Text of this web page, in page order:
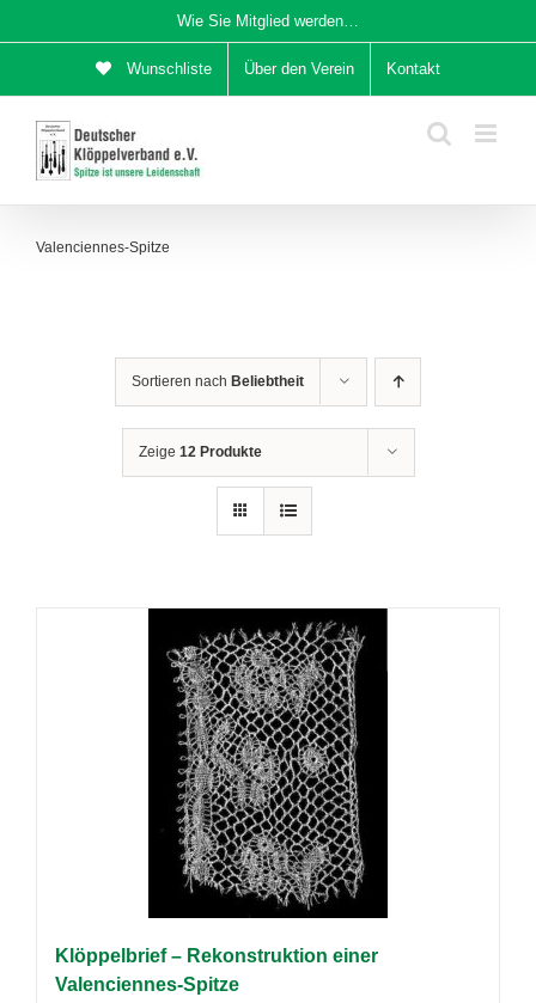
Inhalt
Wie Sie Mitglied werden…
Wunschliste Über den Verein Kontakt
Valenciennes-Spitze
Sortieren nach Beliebtheit
Zeige 12 Produkte
Klöppelbrief – Rekonstruktion einer
Valenciennes-Spitze